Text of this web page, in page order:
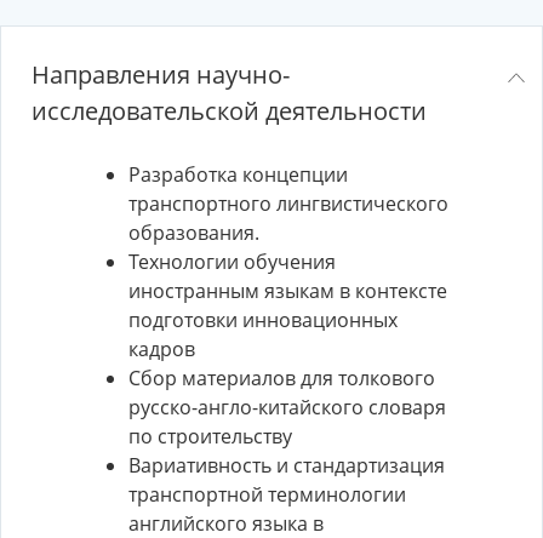
Направления научно-
исследовательской деятельности
Разработка концепции
транспортного лингвистического
образования.
Технологии обучения
иностранным языкам в контексте
подготовки инновационных
кадров
Сбор материалов для толкового
русско-англо-китайского словаря
по строительству
Вариативность и стандартизация
транспортной терминологии
английского языка в